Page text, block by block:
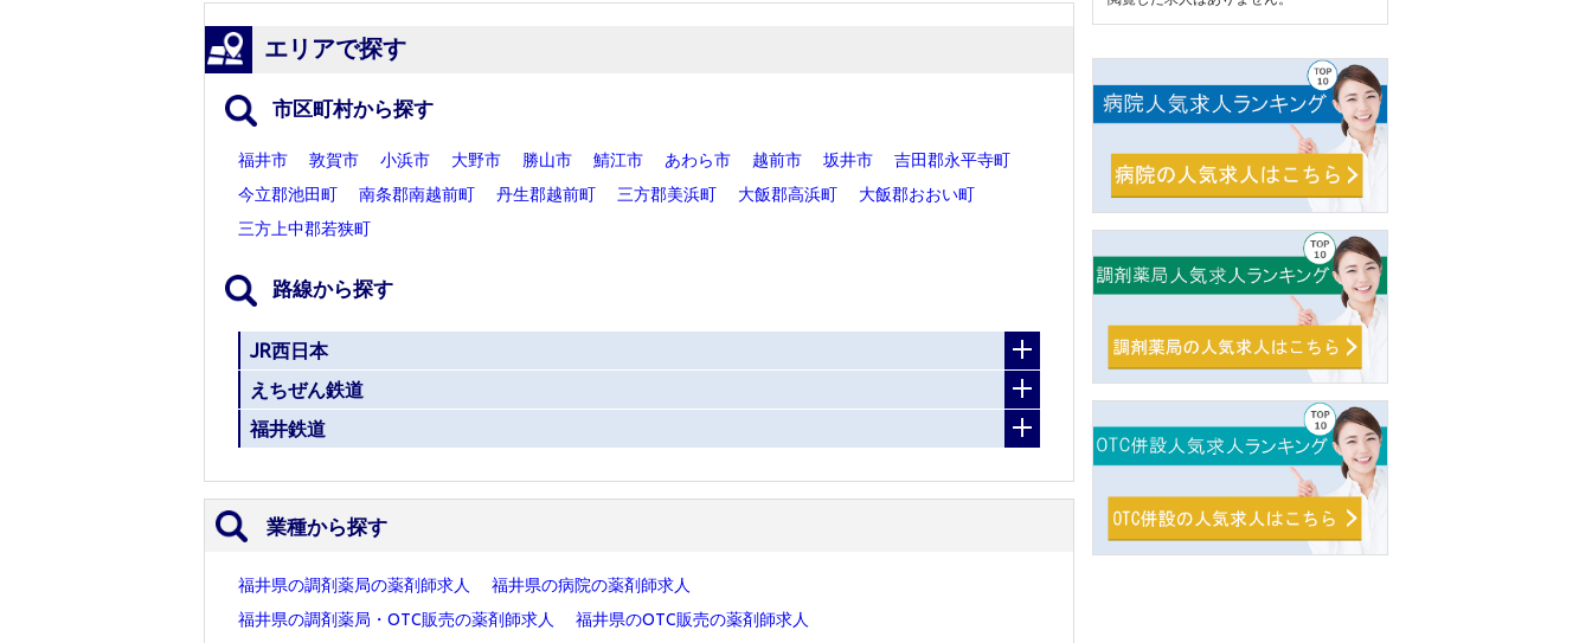
エリアで探す
市区町村から探す
福井市 敦賀市 小浜市 大野市 勝山市 鯖江市 あわら市 越前市 坂井市
吉田郡永平寺町
今立郡池田町
南条郡南越前町 丹生郡越前町 三方郡美浜町 大飯郡高浜町
大飯郡おおい町
三方上中郡若狭町
路線から探す
JR西日本
えちぜん鉄道
福井鉄道
業種から探す
福井県の調剤薬局の薬剤師求人
福井県の病院の薬剤師求人
福井県の調剤薬局・OTC販売の薬剤師求人
福井県のOTC販売の薬剤師求人